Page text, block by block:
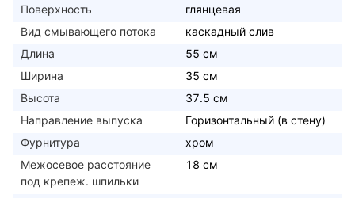
Поверхность
глянцевая
Вид смывающего потока
каскадный слив
Длина
55 см
Ширина
35 см
Высота
37.5 см
Направление выпуска
Горизонтальный (в стену)
Фурнитура
хром
Межосевое расстояние
под крепеж. шпильки
18 см